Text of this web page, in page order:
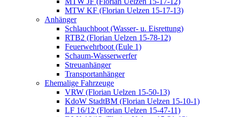
MTW KF (Florian Uelzen 15-17-13)
Anhänger
Schlauchboot (Wasser- u. Eisrettung)
RTB2 (Florian Uelzen 15-78-12)
Feuerwehrboot (Eule 1)
Schaum-Wasserwerfer
Streuanhänger
Transportanhänger
Ehemalige Fahrzeuge
VRW (Florian Uelzen 15-50-13)
KdoW StadtBM (Florian Uelzen 15-10-1)
LF 16/12 (Florian Uelzen 15-47-11)